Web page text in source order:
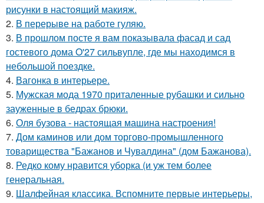
рисунки в настоящий макияж.
2. В перерыве на работе гуляю.
3. В прошлом посте я вам показывала фасад и сад
гостевого дома O'27 сильвупле, где мы находимся в
небольшой поездке.
4. Вагонка в интерьере.
5. Мужская мода 1970 приталенные рубашки и сильно
зауженные в бедрах брюки.
6. Оля бузова - настоящая машина настроения!
7. Дом каминов или дом торгово-промышленного
товарищества "Бажанов и Чувалдина" (дом Бажанова).
8. Редко кому нравится уборка (и уж тем более
генеральная.
9. Шалфейная классика. Вспомните первые интерьеры,